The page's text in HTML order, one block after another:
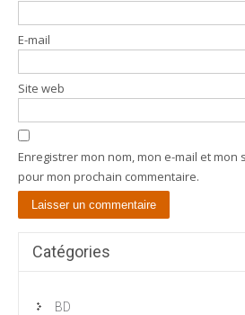
E-mail
Site web
Enregistrer mon nom, mon e-mail et
pour mon prochain commentaire.
Catégories
BD